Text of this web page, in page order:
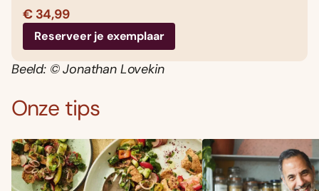
€ 34,99
Reserveer je exemplaar
Beeld: © Jonathan Lovekin
Onze tips